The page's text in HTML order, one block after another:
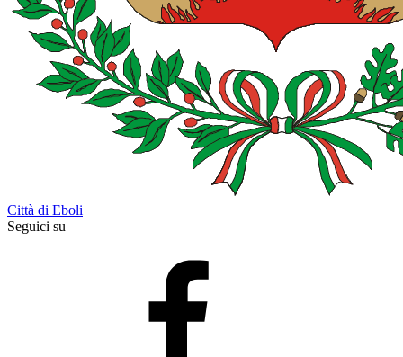
Città di Eboli
Seguici su